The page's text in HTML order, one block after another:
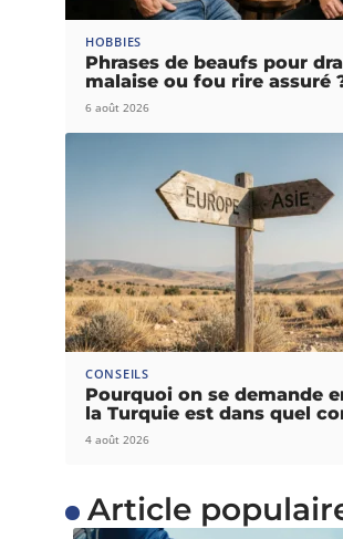
HOBBIES
Phrases de beaufs pour
malaise ou fou rire assuré
6 août 2026
CONSEILS
Pourquoi on se demande
la Turquie est dans quel
4 août 2026
Article